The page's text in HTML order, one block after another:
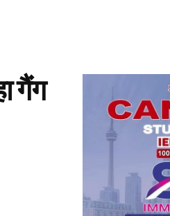
गैंग